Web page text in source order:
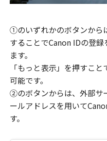
①のいずれかのボタンから
することでCanon IDの登
ます。
「もっと表示」を押すこ
可能です。
②のボタンからは、外部サ
ールアドレスを用いて
す。